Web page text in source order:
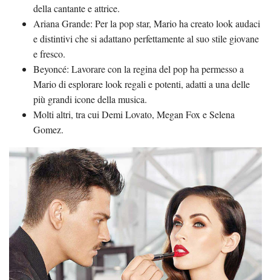
della cantante e attrice.
Ariana Grande: Per la pop star, Mario ha creato look audaci
e distintivi che si adattano perfettamente al suo stile giovane
e fresco.
Beyoncé: Lavorare con la regina del pop ha permesso a
Mario di esplorare look regali e potenti, adatti a una delle
più grandi icone della musica.
Molti altri, tra cui Demi Lovato, Megan Fox e Selena
Gomez.